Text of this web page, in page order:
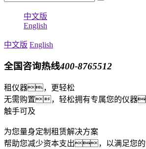
中文版
English
中文版 English
全国咨询热线400-8765512
租仪器，更轻松
无需购置，轻松拥有专属您的仪
触手可及
为您量身定制租赁解决方案
帮助您减少资本支出，以满足您的